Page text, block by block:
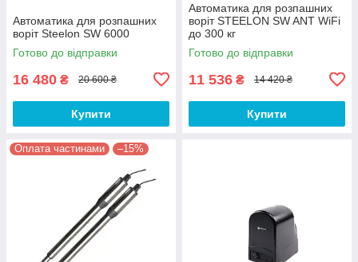
Автоматика для розпашних
воріт Steelon SW 6000
Готово до відправки
16 480 ₴ 20 600 ₴
Купити
Автоматика для розпашних
воріт STEELON SW ANT WiFi
до 300 кг
Готово до відправки
11 536 ₴ 14 420 ₴
Купити
Оплата частинами –15%